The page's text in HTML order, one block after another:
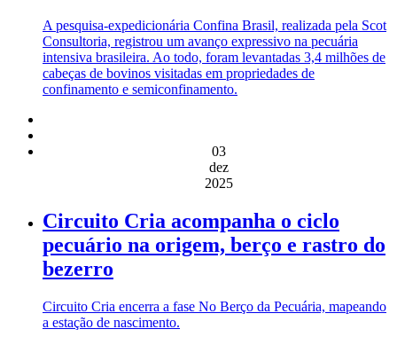
A pesquisa-expedicionária Confina Brasil, realizada pela Scot
Consultoria, registrou um avanço expressivo na pecuária
intensiva brasileira. Ao todo, foram levantadas 3,4 milhões de
cabeças de bovinos visitadas em propriedades de
confinamento e semiconfinamento.
03
dez
2025
Circuito Cria acompanha o ciclo
pecuário na origem, berço e rastro do
bezerro
Circuito Cria encerra a fase No Berço da Pecuária, mapeando
a estação de nascimento.